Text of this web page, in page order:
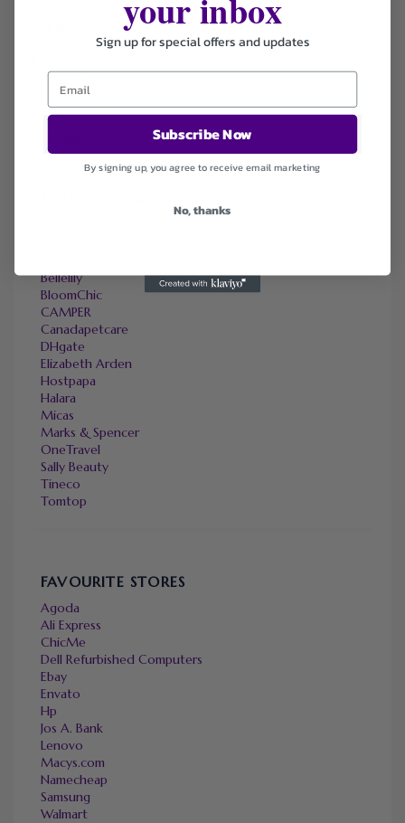
Popularity
Ending Soon
Bellelily
BloomChic
CAMPER
Canadapetcare
DHgate
Elizabeth Arden
Hostpapa
Halara
Micas
Marks & Spencer
OneTravel
Sally Beauty
Tineco
Tomtop
FAVOURITE STORES
Agoda
Ali Express
ChicMe
Dell Refurbished Computers
Ebay
Envato
Hp
Jos A. Bank
Lenovo
Macys.com
Namecheap
Samsung
Walmart
Sign up for special offers and updates
Subscribe Now
By signing up, you agree to receive email marketing
No, thanks